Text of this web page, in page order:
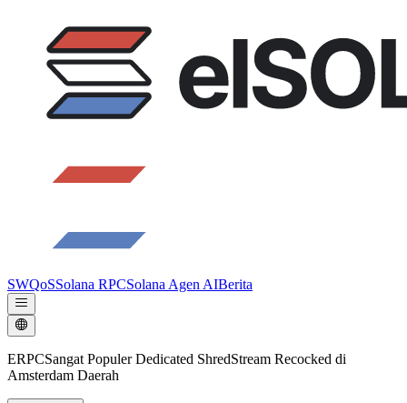
SWQoSSolana RPCSolana Agen AIBerita
ERPCSangat Populer Dedicated ShredStream Recocked di
Amsterdam Daerah